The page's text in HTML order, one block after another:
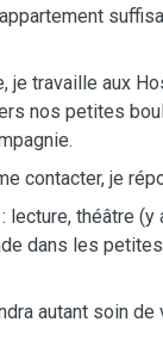
je travaille aux
nos petites
contacter, je
lecture, théâtre
dans les
autant soin de